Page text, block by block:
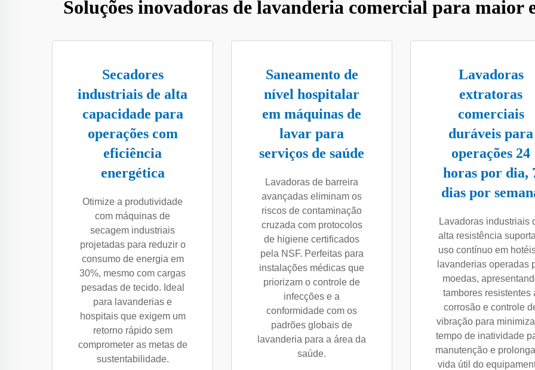
Soluções inovadoras de lavanderia comercial para maior
Secadores
industriais de alta
capacidade para
operações com
eficiência
energética
Otimize a produtividade
com máquinas de
secagem industriais
projetadas para reduzir o
consumo de energia em
30%, mesmo com cargas
pesadas de tecido. Ideal
para lavanderias e
hospitais que exigem um
retorno rápido sem
comprometer as metas de
sustentabilidade.
Saneamento de
nível hospitalar
em máquinas de
lavar para
serviços de saúde
Lavadoras de barreira
avançadas eliminam os
riscos de contaminação
cruzada com protocolos
de higiene certificados
pela NSF. Perfeitas para
instalações médicas que
priorizam o controle de
infecções e a
conformidade com os
padrões globais de
lavanderia para a área da
saúde.
Lavadoras
extratoras
comerciais
duráveis para
operações 24
horas por dia,
dias por
Lavadoras industriais
alta resistência
uso contínuo em
lavanderias operadas
moedas,
tambores resistentes
corrosão e controle
vibração para
tempo de inatividade
manutenção e
vida útil do